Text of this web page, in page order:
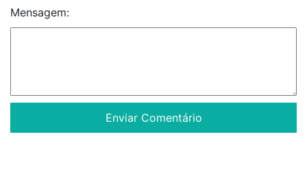
Mensagem: